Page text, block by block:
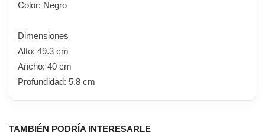
Color: Negro
Dimensiones
Alto: 49.3 cm
Ancho: 40 cm
Profundidad: 5.8 cm
TAMBIÉN PODRÍA INTERESARLE